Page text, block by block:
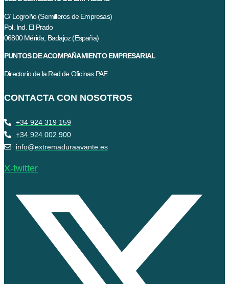
C/ Logroño (Semilleros de Empresas)
Pol. Ind. El Prado
06800 Mérida, Badajoz (España)
PUNTOS DE ACOMPAÑAMIENTO EMPRESARIAL
Directorio de la Red de Oficinas PAE
CONTACTA CON NOSOTROS
+34 924 319 159
+34 924 002 900
info@extremaduraavante.es
X-twitter